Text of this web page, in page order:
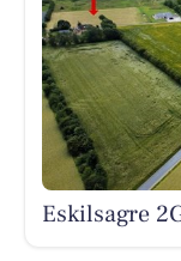
Eskilsagre